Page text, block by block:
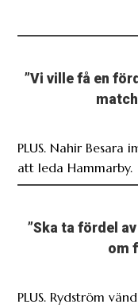
”Vi ville få en
PLUS. Nahir Besara
att leda Hammarby.
”Ska ta fördel
om
PLUS. Rydström